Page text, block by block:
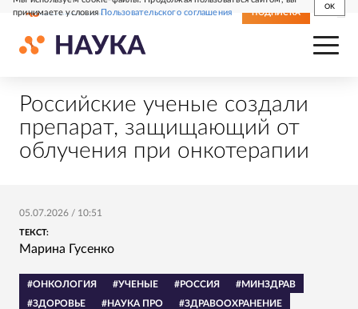
принимаете условияПользовательского соглашения
OK
СВЕЖИЙ НОМЕР ПОДПИСКА
Российские ученые создали
препарат, защищающий от
облучения при онкотерапии
05.07.2026 / 10:51
ТЕКСТ:
Марина Гусенко
#ОНКОЛОГИЯ #УЧЕНЫЕ #РОССИЯ
#МИНЗДРАВ
#ЗДОРОВЬЕ
#НАУКА ПРО #ЗДРАВООХРАНЕНИЕ